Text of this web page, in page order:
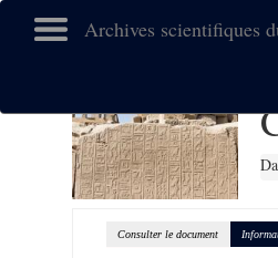
Archives scientifiques
Consulter le document